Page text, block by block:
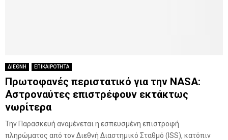
ΔΙΕΘΝΗ ΕΠΙΚΑΙΡΟΤΗΤΑ
Πρωτοφανές περιστατικό για την NASA:
Αστροναύτες επιστρέφουν εκτάκτως
νωρίτερα
Την Παρασκευή αναμένεται η εσπευσμένη επιστροφή
πληρώματος από τον Διεθνή Διαστημικό Σταθμό (ISS), κατόπιν